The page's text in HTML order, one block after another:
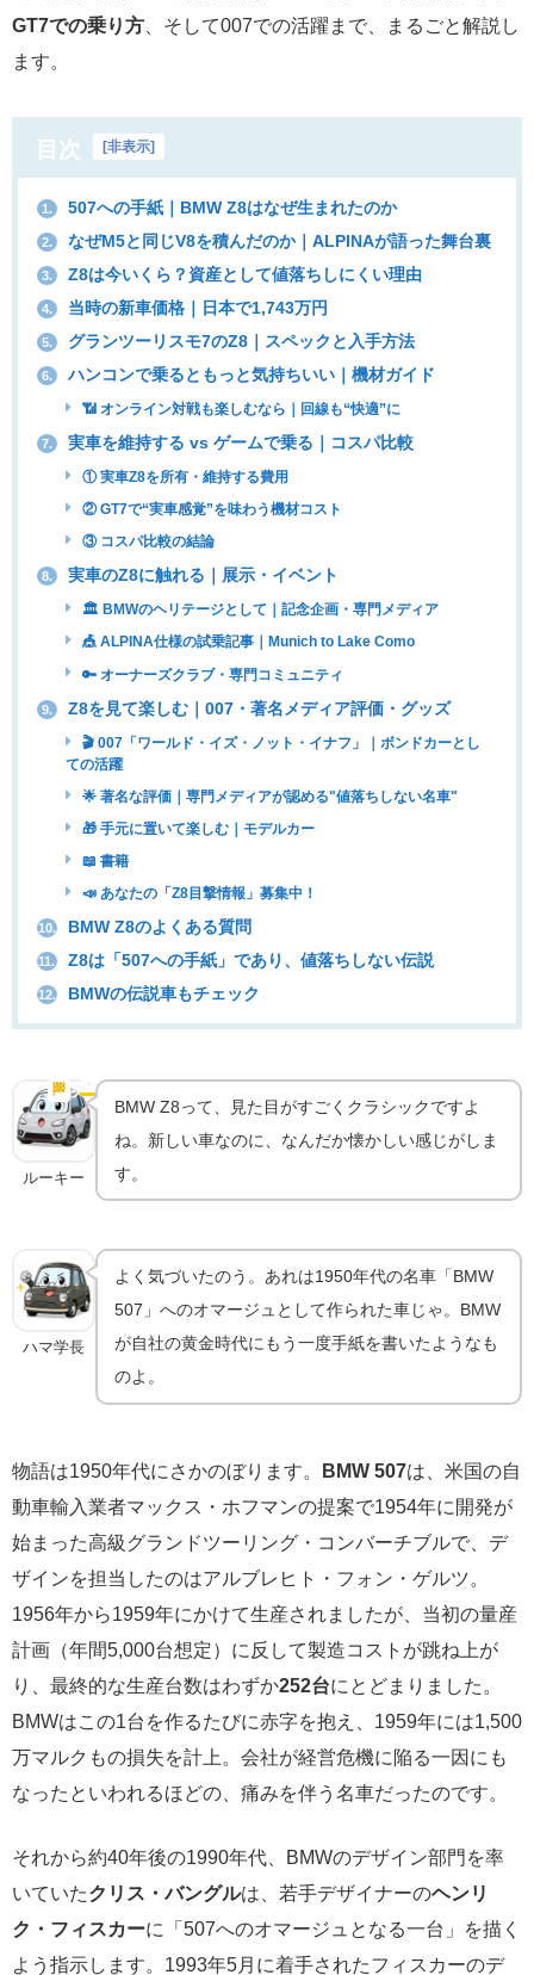
GT7での乗り方 、そして007での活躍まで、まるごと解説し
ます。
目次 [非表示]
1. 507への手紙｜BMW Z8はなぜ生まれたのか
2. なぜM5と同じV8を積んだのか｜ALPINAが語った舞台裏
3. Z8は今いくら？資産として値落ちしにくい理由
4. 当時の新車価格｜日本で1,743万円
5. グランツーリスモ7のZ8｜スペックと入手方法
6. ハンコンで乗るともっと気持ちいい｜機材ガイド
📶 オンライン対戦も楽しむなら｜回線も“快適”に
7. 実車を維持する vs ゲームで乗る｜コスパ比較
① 実車Z8を所有・維持する費用
② GT7で“実車感覚”を味わう機材コスト
③ コスパ比較の結論
8. 実車のZ8に触れる｜展示・イベント
🏛 BMWのヘリテージとして｜記念企画・専門メディア
🎪 ALPINA仕様の試乗記事｜Munich to Lake Como
🔑 オーナーズクラブ・専門コミュニティ
9. Z8を見て楽しむ｜007・著名メディア評価・グッズ
🎬 007「ワールド・イズ・ノット・イナフ」｜ボンドカーとし
ての活躍
🌟 著名な評価｜専門メディアが認める"値落ちしない名車"
🎁 手元に置いて楽しむ｜モデルカー
📖 書籍
📣 あなたの「Z8目撃情報」募集中！
10. BMW Z8のよくある質問
11. Z8は「507への手紙」であり、値落ちしない伝説
12. BMWの伝説車もチェック
🏁 実車の魅力
507への手紙｜BMW Z8はなぜ生まれたのか
ルーキー
BMW Z8って、見た目がすごくクラシックですよ
ね。新しい車なのに、なんだか懐かしい感じがしま
す。
ハマ学長
よく気づいたのう。あれは1950年代の名車「BMW
507」へのオマージュとして作られた車じゃ。BMW
が自社の黄金時代にもう一度手紙を書いたようなも
のよ。
物語は1950年代にさかのぼります。 BMW 507は、米国の自
動車輸入業者マックス・ホフマンの提案で1954年に開発が
始まった高級グランドツーリング・コンバーチブルで、デ
ザインを担当したのはアルブレヒト・フォン・ゲルツ。
1956年から1959年にかけて生産されましたが、当初の量産
計画（年間5,000台想定）に反して製造コストが跳ね上が
り、最終的な生産台数はわずか252台にとどまりました。
BMWはこの1台を作るたびに赤字を抱え、1959年には1,500
万マルクもの損失を計上。会社が経営危機に陥る一因にも
なったといわれるほどの、痛みを伴う名車だったのです。
それから約40年後の1990年代、BMWのデザイン部門を率
いていたクリス・バングルは、若手デザイナーのヘンリ
ク・フィスカーに「507へのオマージュとなる一台」を描く
よう指示します。1993年5月に着手されたフィスカーのデ